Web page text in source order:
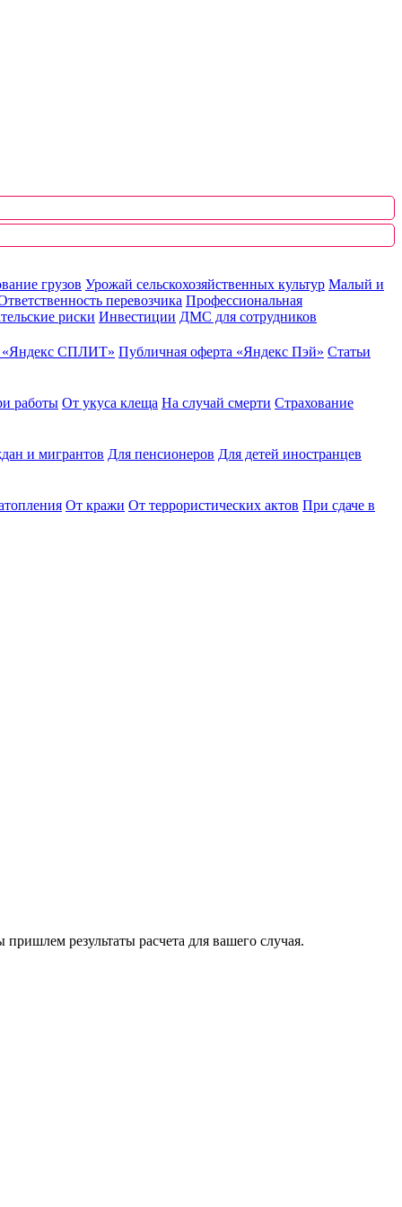
грузов Урожай сельскохозяйственных культур Малый и
перевозчика Профессиональная
риски Инвестиции ДМС для сотрудников
«Яндекс СПЛИТ» Публичная оферта «Яндекс Пэй» Статьи
работы От укуса клеща На случай смерти Страхование
и мигрантов Для пенсионеров Для детей иностранцев
От кражи От террористических актов При сдаче в
результаты расчета для вашего случая.